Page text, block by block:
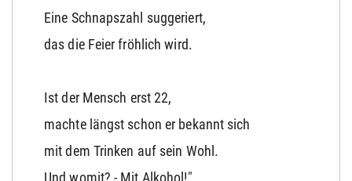
Eine Schnapszahl suggeriert,
das die Feier fröhlich wird.
Ist der Mensch erst 22,
machte längst schon er bekannt sich
mit dem Trinken auf sein Wohl.
Und womit? - Mit Alkohol!"